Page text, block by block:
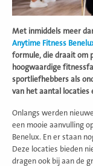
Met inmiddels meer
Anytime Fitness
formule, die draait om
hoogwaardige
sportliefhebbers als
van het aantal locaties
Onlangs werden
een mooie aanvulling
Benelux. En er staan
Deze locaties bieden
dragen ook bij aan de